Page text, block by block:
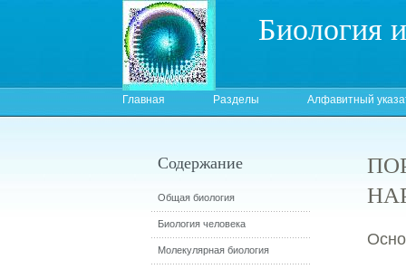
Биология
Главная Разделы Алфавитный
Содержание
Общая биология
Биология человека
Молекулярная биология